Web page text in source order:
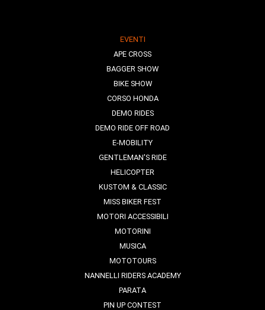
EVENTI
APE CROSS
BAGGER SHOW
BIKE SHOW
CORSO HONDA
DEMO RIDES
DEMO RIDE OFF ROAD
E-MOBILITY
GENTLEMAN'S RIDE
HELICOPTER
KUSTOM & CLASSIC
MISS BIKER FEST
MOTORI ACCESSIBILI
MOTORINI
MUSICA
MOTOTOURS
NANNELLI RIDERS ACADEMY
PARATA
PIN UP CONTEST